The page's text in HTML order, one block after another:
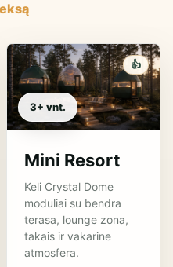
👍
3+ vnt.
Mini Resort
Keli Crystal Dome
moduliai su bendra
terasa, lounge zona,
takais ir vakarine
atmosfera.